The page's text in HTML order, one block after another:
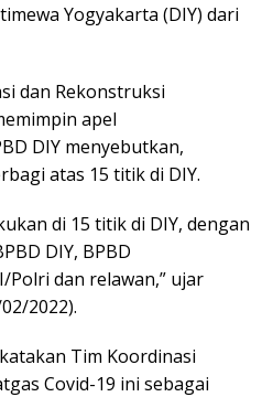
Yogyakarta (DIY) dari
dan Rekonstruksi
apel
DIY menyebutkan,
atas 15 titik di DIY.
di 15 titik di DIY, dengan
DIY, BPBD
dan relawan,” ujar
2022).
Tim Koordinasi
Covid-19 ini sebagai